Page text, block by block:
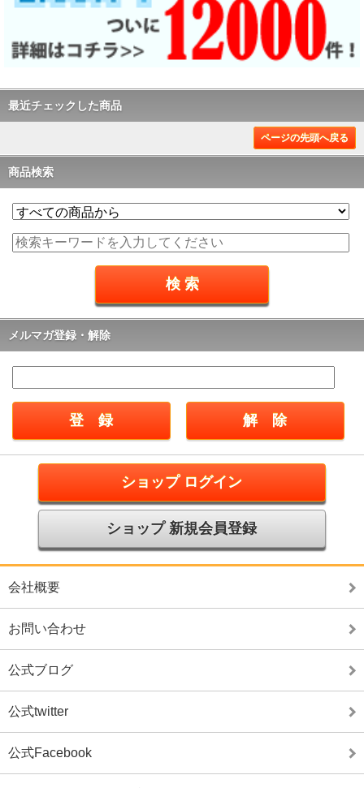
最近チェックした商品
ページの先頭へ戻る
商品検索
メルマガ登録・解除
ショップ ログイン
ショップ 新規会員登録
会社概要
お問い合わせ
公式ブログ
公式twitter
公式Facebook